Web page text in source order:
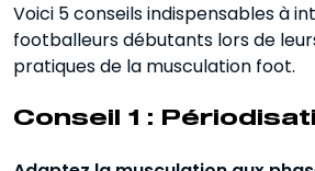
Voici 5 conseils indispensables à
footballeurs débutants lors de
pratiques de la musculation foot.
Conseil 1 :